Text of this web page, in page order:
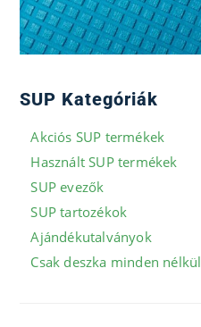
SUP Kategóriák
Akciós SUP termékek
Használt SUP termékek
SUP evezők
SUP tartozékok
Ajándékutalványok
Csak deszka minden nélkül